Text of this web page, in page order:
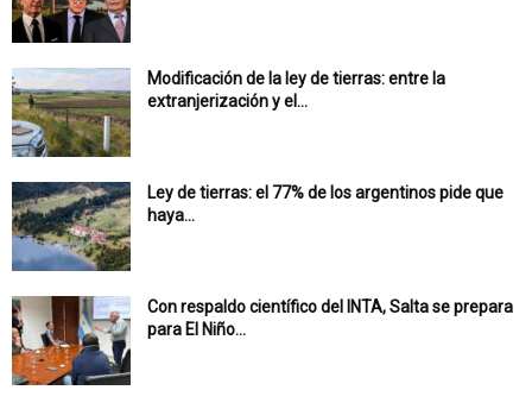
Modificación de la ley de tierras: entre la
extranjerización y el...
Ley de tierras: el 77% de los argentinos pide que
haya...
Con respaldo científico del INTA, Salta se prepara
para El Niño...